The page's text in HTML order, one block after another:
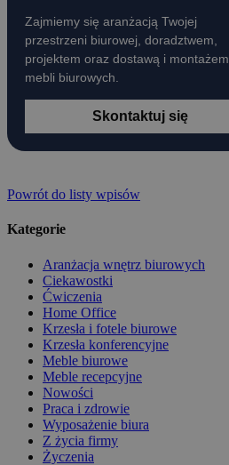
Zajmiemy się aranżacją Twojej
przestrzeni biurowej, doradztwem,
projektem oraz dostawą i montażem
mebli biurowych.
Skontaktuj się
Powrót do listy wpisów
Kategorie
Aranżacja wnętrz biurowych
Ciekawostki
Ćwiczenia
Home Office
Krzesła i fotele biurowe
Krzesła konferencyjne
Meble biurowe
Meble recepcyjne
Nowości
Praca i zdrowie
Wyposażenie biura
Z życia firmy
Życzenia